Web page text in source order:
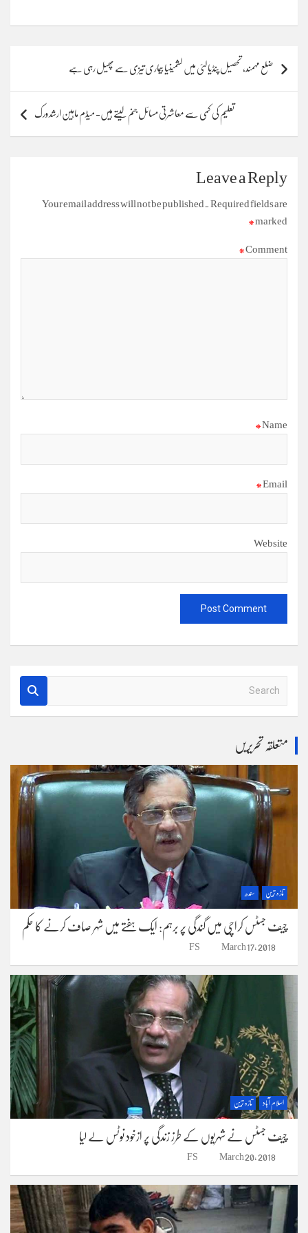
navigation
‏ضلع مہمند، تحصیل پنڈیالئی میں لشمینیا بیماری تیزی سے پھیل رہی ہے
تعلیم کی کمی سے معاشرتی مسائل جنم لیتے ہیں- میڈم ماہین ارشد ورک
Leave a Reply
Your email address will not be published. Required fields are
marked
*
Comment
*
Name
*
Email
*
Website
a
متعلقہ تحریریں
تازہ ترین سندھ
چیف جسٹس کراچی میں گندگی پر برہم: ایک ہفتے میں شہر صاف کرنے کا حکم
March 17, 2018
FS
اسلام آباد تازہ ترین
چیف جسٹس نے شہریوں کے طرز زندگی پر ازخود نوٹس لے لیا
March 20, 2018
FS